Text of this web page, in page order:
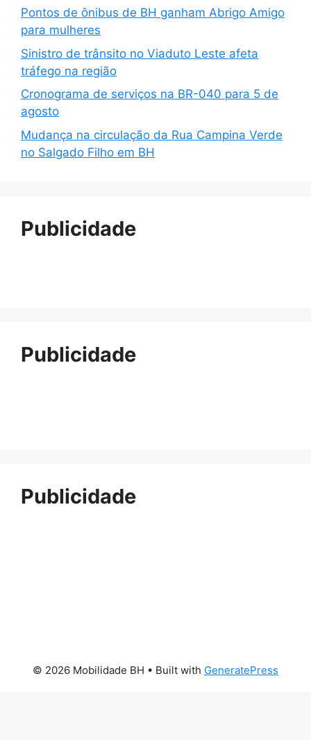
Pontos de ônibus de BH ganham Abrigo Amigo
para mulheres
Sinistro de trânsito no Viaduto Leste afeta
tráfego na região
Cronograma de serviços na BR-040 para 5 de
agosto
Mudança na circulação da Rua Campina Verde
no Salgado Filho em BH
Publicidade
Publicidade
Publicidade
© 2026 Mobilidade BH • Built with GeneratePress